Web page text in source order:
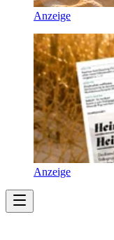
Anzeige
Anzeige